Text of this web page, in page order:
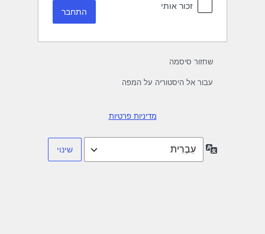
זכור אותי
שחזור סיסמה
עבור אל היסטוריה על המפה
מדיניות פרטיות
שפה